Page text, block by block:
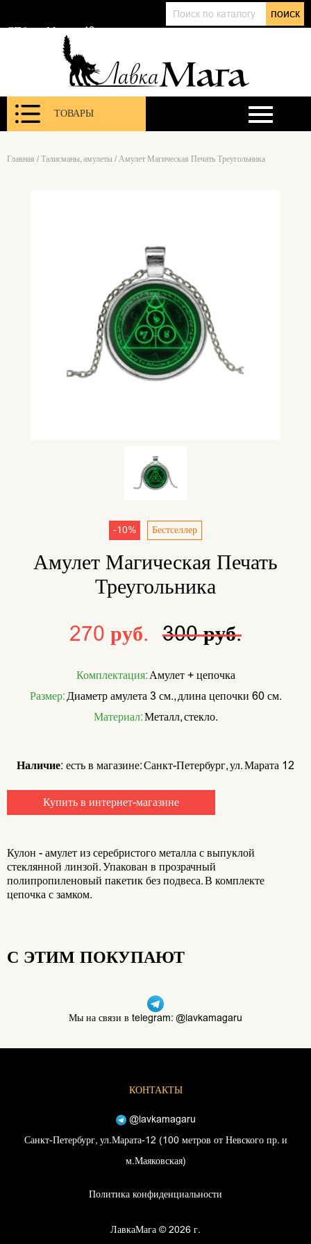
поиск
СПб, ул. Марата 12
ТОВАРЫ
Главная / Талисманы, амулеты / Амулет Магическая Печать Треугольника
-10% Бестселлер
Амулет Магическая Печать
Треугольника
270 руб.
300 руб.
Комплектация:Амулет + цепочка
Размер:Диаметр амулета 3 см., длина цепочки 60 см.
Материал:Металл, стекло.
Наличие: есть в магазине: Санкт-Петербург, ул. Марата 12
Купить в интернет-магазине
Кулон - амулет из серебристого металла с выпуклой
стеклянной линзой. Упакован в прозрачный
полипропиленовый пакетик без подвеса. В комплекте
цепочка с замком.
С ЭТИМ ПОКУПАЮТ
Мы на связи в telegram: @lavkamagaru
КОНТАКТЫ
@lavkamagaru
Санкт-Петербург, ул.Марата-12 (100 метров от Невского пр. и
м.Маяковская)
Политика конфиденциальности
ЛавкаМага © 2026 г.